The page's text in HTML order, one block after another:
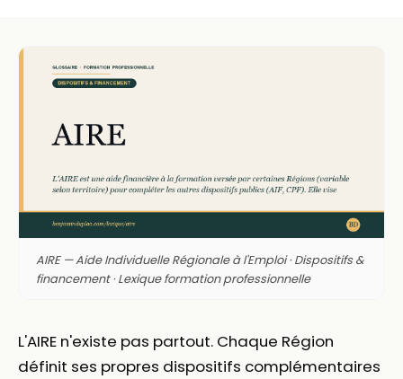
AIRE — Aide Individuelle Régionale à l'Emploi · Dispositifs &
financement · Lexique formation professionnelle
L'AIRE n'existe pas partout. Chaque Région
définit ses propres dispositifs complémentaires